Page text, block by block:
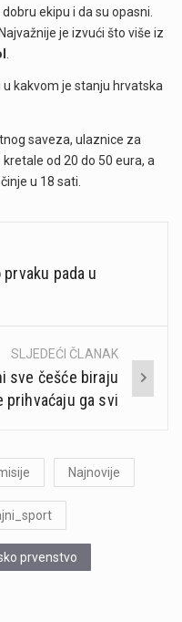
ekipu i da su opasni.
je izvući što više iz
kakvom je stanju hrvatska
saveza, ulaznice za
od 20 do 50 eura, a
u 18 sati.
pada u
SLJEDEĆI ČLANAK
sve češće biraju
prihvaćaju ga svi
Najnovije
prvenstvo